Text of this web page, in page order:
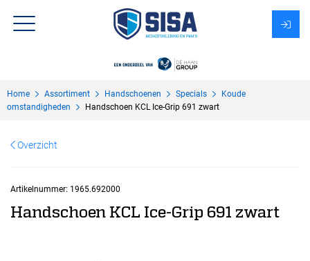
Over Sisa
Home Assortiment Handschoenen Specials
Koude
omstandigheden
Handschoen KCL Ice-Grip 691 zwart
Overzicht
Artikelnummer: 1965.692000
Handschoen KCL Ice-Grip 691 zwart